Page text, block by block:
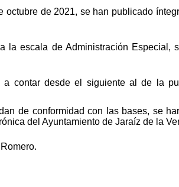
de 2021, se han publicado
escala de Administración Especial,
contar desde el siguiente al de la
de conformidad con las bases, se
del Ayuntamiento de Jaraíz de la